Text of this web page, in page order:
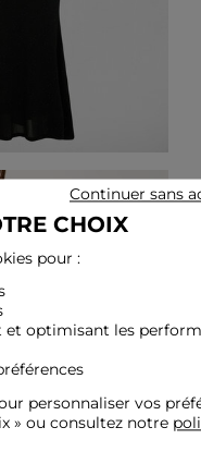
CHOIX
pour :
optimisant les
personnaliser vos
» ou consultez notre
Continuer sans